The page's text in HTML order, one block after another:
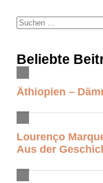
Suchen
nach:
Beliebte
Äthiopien –
Lourenço
Aus der